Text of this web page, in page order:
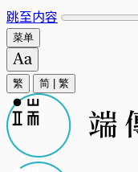
跳至内容
菜单
繁 简 繁